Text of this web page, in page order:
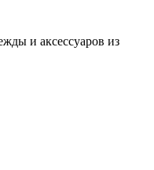
и аксессуаров из